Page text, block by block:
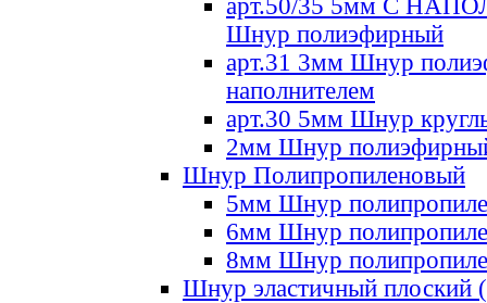
арт.50/35 5мм С
Шнур полиэфирный
арт.31 3мм Шнур
наполнителем
арт.30 5мм Шнур
2мм Шнур
Шнур Полипропиленовый
5мм Шнур
6мм Шнур
8мм Шнур
Шнур эластичный плоский